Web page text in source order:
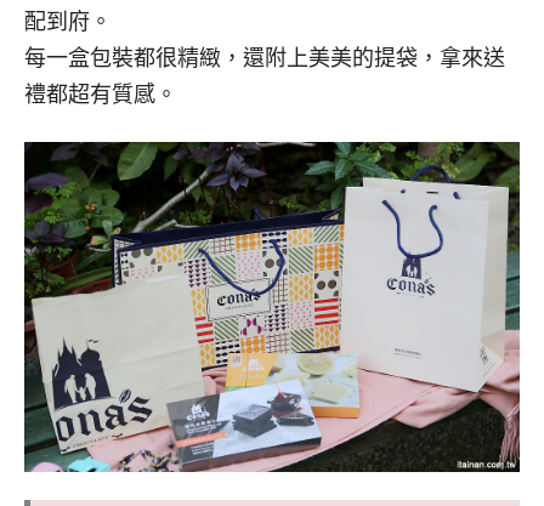
配到府。
每一盒包裝都很精緻，還附上美美的提袋，拿來送
禮都超有質感。